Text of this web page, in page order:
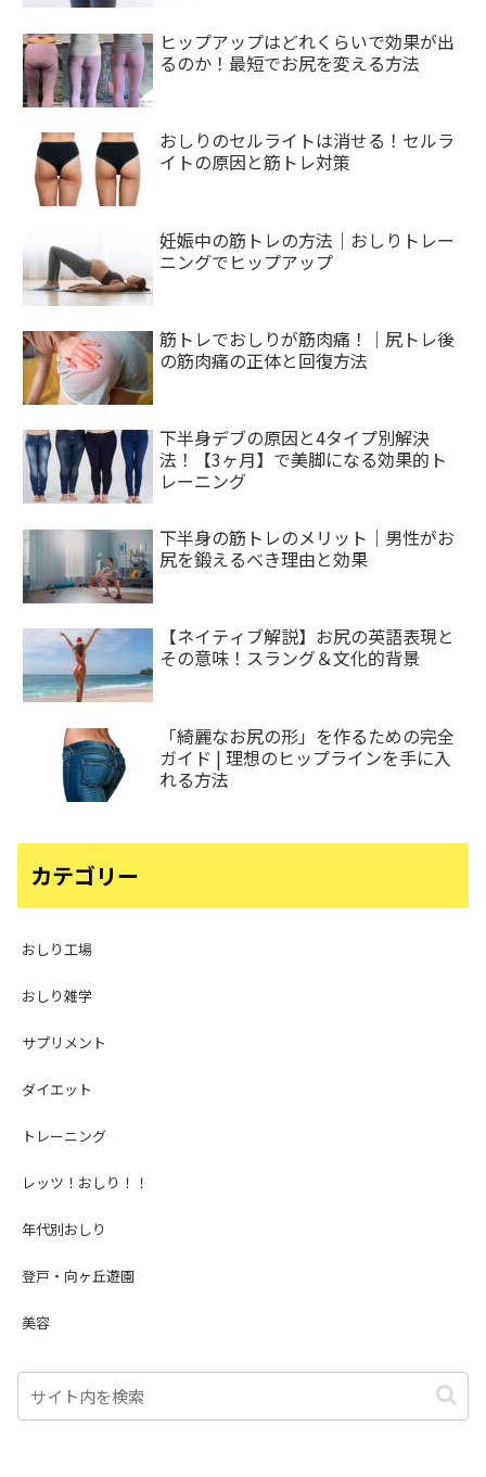
ヒップアップはどれくらいで効果が出
るのか！最短でお尻を変える方法
おしりのセルライトは消せる！セルラ
イトの原因と筋トレ対策
妊娠中の筋トレの方法｜おしりトレー
ニングでヒップアップ
筋トレでおしりが筋肉痛！｜尻トレ後
の筋肉痛の正体と回復方法
下半身デブの原因と4タイプ別解決
法！【3ヶ月】で美脚になる効果的ト
レーニング
下半身の筋トレのメリット｜男性がお
尻を鍛えるべき理由と効果
【ネイティブ解説】お尻の英語表現と
その意味！スラング＆文化的背景
「綺麗なお尻の形」を作るための完全
ガイド | 理想のヒップラインを手に入
れる方法
カテゴリー
おしり工場
おしり雑学
サプリメント
ダイエット
トレーニング
レッツ！おしり！！
年代別おしり
登戸・向ヶ丘遊園
美容